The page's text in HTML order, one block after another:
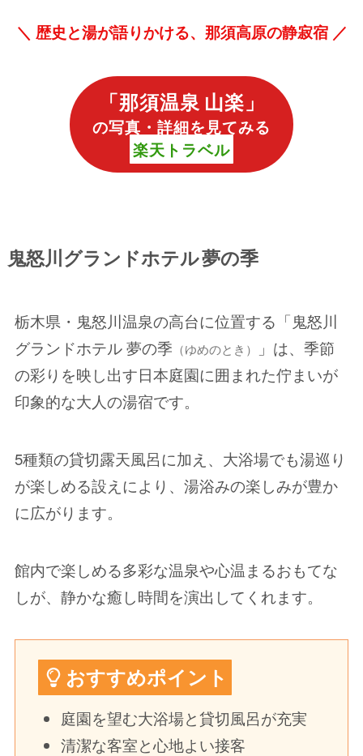
＼ 歴史と湯が語りかける、那須高原の静寂宿 ／
「那須温泉 山楽 」
の写真・詳細を見てみる
楽天トラベル
鬼怒川グランドホテル 夢の季
栃木県・鬼怒川温泉の高台に位置する「鬼怒川
グランドホテル 夢の季 （ゆめのとき）
」は、季節
の彩りを映し出す日本庭園に囲まれた佇まいが
印象的な大人の湯宿です。
5種類の貸切露天風呂に加え、大浴場でも湯巡り
が楽しめる設えにより、湯浴みの楽しみが豊か
に広がります。
館内で楽しめる多彩な温泉や心温まるおもてな
しが、静かな癒し時間を演出してくれます。
おすすめポイント
庭園を望む大浴場と貸切風呂が充実
清潔な客室と心地よい接客